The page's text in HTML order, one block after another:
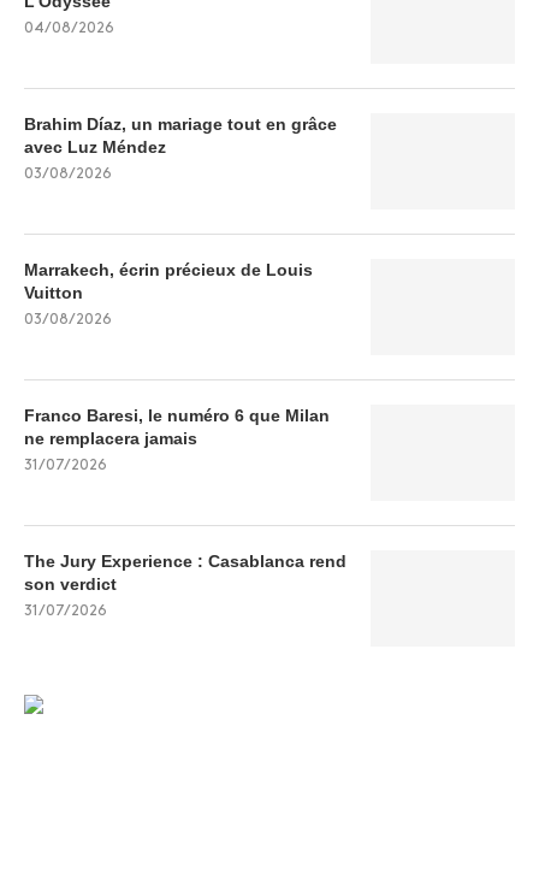
04/08/2026
Brahim Díaz, un mariage tout en grâce
avec Luz Méndez
03/08/2026
Marrakech, écrin précieux de Louis
Vuitton
03/08/2026
Franco Baresi, le numéro 6 que Milan
ne remplacera jamais
31/07/2026
The Jury Experience : Casablanca rend
son verdict
31/07/2026